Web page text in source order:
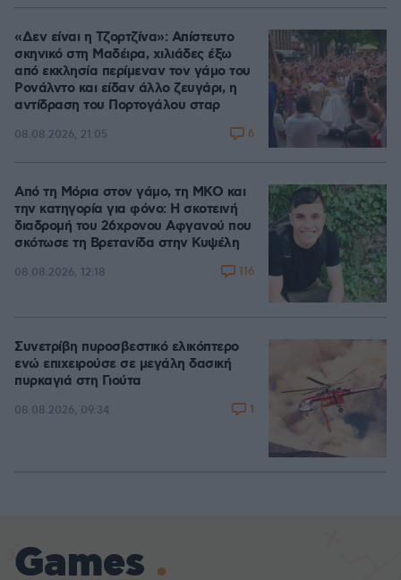
«Δεν είναι η Τζορτζίνα»: Απίστευτο
σκηνικό στη Μαδέιρα, χιλιάδες έξω
από εκκλησία περίμεναν τον γάμο του
Ρονάλντο και είδαν άλλο ζευγάρι, η
αντίδραση του Πορτογάλου σταρ
08.08.2026, 21:05 6
Από τη Μόρια στον γάμο, τη ΜΚΟ και
την κατηγορία για φόνο: Η σκοτεινή
διαδρομή του 26χρονου Αφγανού που
σκότωσε τη Βρετανίδα στην Κυψέλη
08.08.2026, 12:18 116
Συνετρίβη πυροσβεστικό ελικόπτερο
ενώ επιχειρούσε σε μεγάλη δασική
πυρκαγιά στη Γιούτα
08.08.2026, 09:34 1
Games